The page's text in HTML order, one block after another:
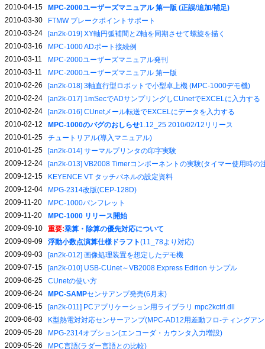
2010-04-15
MPC-2000ユーザーズマニュアル 第一版 (正誤/追加/補足)
2010-03-30
FTMW ブレークポイントサポート
2010-03-24
[an2k-019] XY軸円弧補間とZ軸を同期させて螺旋を描く
2010-03-16
MPC-1000 ADポート接続例
2010-03-11
MPC-2000ユーザーズマニュアル発刊
2010-03-11
MPC-2000ユーザーズマニュアル 第一版
2010-02-26
[an2k-018] 3軸直行型ロボットで小型卓上機 (MPC-1000デモ機)
2010-02-24
[an2k-017] 1mSecでADサンプリングしCUnetでEXCELに入力する
2010-02-24
[an2k-016] CUnetメール転送でEXCELにデータを入力する
2010-02-12
MPC-1000のバグのおしらせ1.12_25 2010/02/12リリース
2010-01-25
チュートリアル(導入マニュアル)
2010-01-25
[an2k-014] サーマルプリンタの印字実験
2009-12-24
[an2k-013] VB2008 Timerコンポーネントの実験(タイマー使用時の
2009-12-15
KEYENCE VT タッチパネルの設定資料
2009-12-04
MPG-2314改版(CEP-128D)
2009-11-20
MPC-1000パンフレット
2009-11-20
MPC-1000 リリース開始
2009-09-10
重要:乗算・除算の優先対応について
2009-09-09
浮動小数点演算仕様ドラフト(11_78より対応)
2009-09-03
[an2k-012] 画像処理装置を想定したデモ機
2009-07-15
[an2k-010] USB-CUnet～VB2008 Express Edition サンプル
2009-06-25
CUnetの使い方
2009-06-24
MPC-SAMPセンサアンプ発売(6月末)
2009-06-15
[an2k-011] PCアプリケーション用ライブラリ mpc2kctrl.dll
2009-06-03
K型熱電対対応センサーアンプ(MPC-AD12用差動フロ-ティングア
2009-05-28
MPG-2314オプション(エンコーダ・カウンタ入力増設)
2009-05-26
MPC言語(ラダー言語との比較)